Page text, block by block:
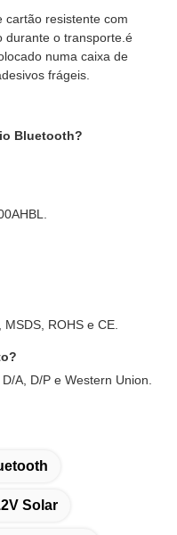
cartão resistente com
durante o transporte.é
numa caixa de
frágeis.
Bluetooth?
ROHS e CE.
A, D/P e Western Union.
Solar